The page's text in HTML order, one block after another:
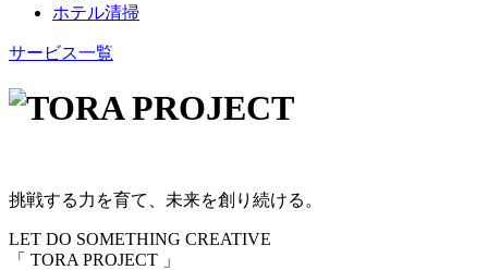
ホテル清掃
サービス一覧
挑戦する力を育て、未来を創り続ける。
LET DO SOMETHING CREATIVE
「 TORA PROJECT 」